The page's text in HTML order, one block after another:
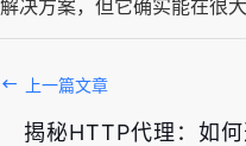
解决方案，但它确实能在很
上一篇文章
揭秘HTTP代理：如